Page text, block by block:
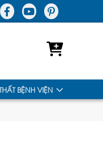
BỆNH VIỆN